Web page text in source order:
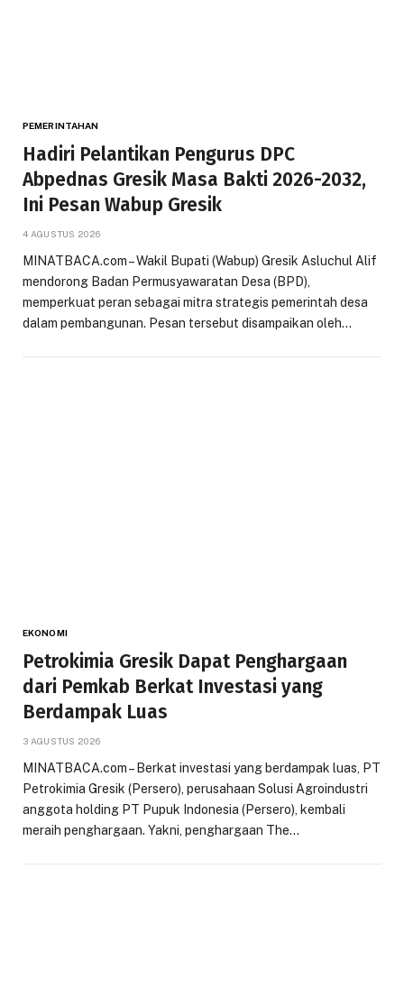
PEMERINTAHAN
Hadiri Pelantikan Pengurus DPC
Abpednas Gresik Masa Bakti 2026-2032,
Ini Pesan Wabup Gresik
4 AGUSTUS 2026
MINATBACA.com – Wakil Bupati (Wabup) Gresik Asluchul Alif
mendorong Badan Permusyawaratan Desa (BPD),
memperkuat peran sebagai mitra strategis pemerintah desa
dalam pembangunan. Pesan tersebut disampaikan oleh…
EKONOMI
Petrokimia Gresik Dapat Penghargaan
dari Pemkab Berkat Investasi yang
Berdampak Luas
3 AGUSTUS 2026
MINATBACA.com – Berkat investasi yang berdampak luas, PT
Petrokimia Gresik (Persero), perusahaan Solusi Agroindustri
anggota holding PT Pupuk Indonesia (Persero), kembali
meraih penghargaan. Yakni, penghargaan The…